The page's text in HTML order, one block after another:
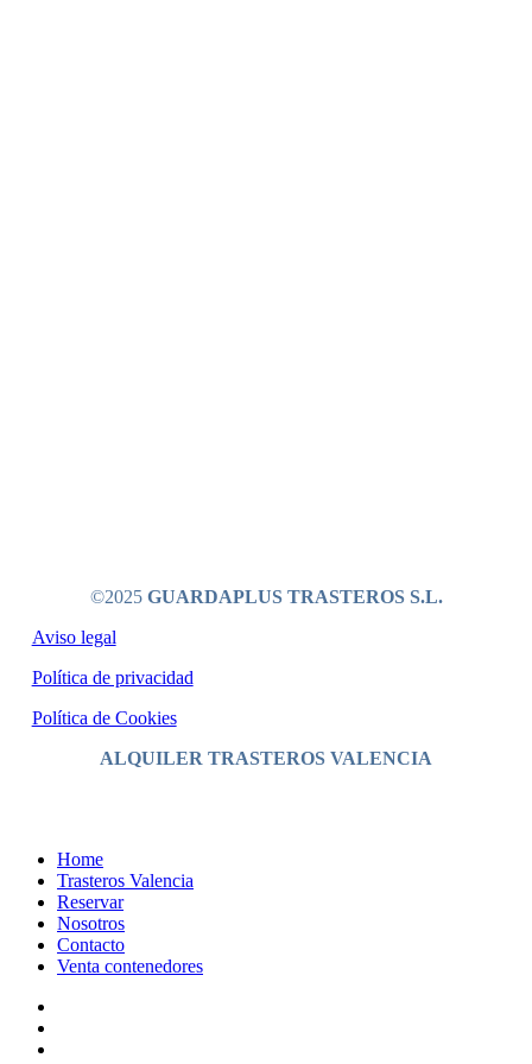
©2025 GUARDAPLUS TRASTEROS S.L.
Aviso legal
Política de privacidad
Política de Cookies
ALQUILER TRASTEROS VALENCIA
Close
Menu
Home
Trasteros Valencia
Reservar
Nosotros
Contacto
Venta contenedores